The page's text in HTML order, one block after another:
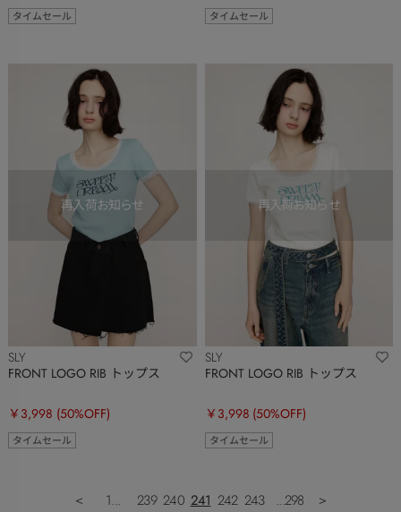
タイムセール タイムセール
SLY
FRONT LOGO RIB トップス
￥3,998 (50%OFF)
タイムセール
SLY
FRONT LOGO RIB トップス
￥3,998 (50%OFF)
タイムセール
＜ 1... 239 240 241 242 243 ...298 ＞